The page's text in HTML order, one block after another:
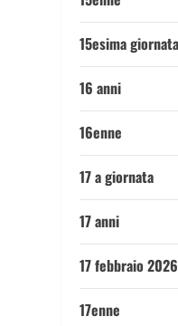
15esima giornata
16 anni
16enne
17 a giornata
17 anni
17 febbraio 2026
17enne